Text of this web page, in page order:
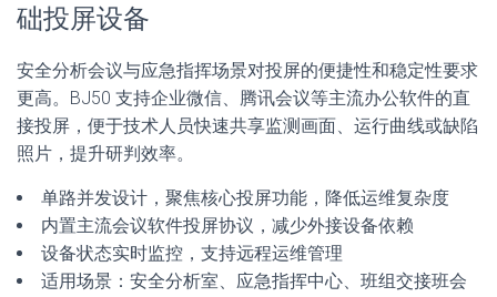
础投屏设备
安全分析会议与应急指挥场景对投屏的便捷性和稳定性要求
更高。BJ50 支持企业微信、腾讯会议等主流办公软件的直
接投屏，便于技术人员快速共享监测画面、运行曲线或缺陷
照片，提升研判效率。
单路并发设计，聚焦核心投屏功能，降低运维复杂度
内置主流会议软件投屏协议，减少外接设备依赖
设备状态实时监控，支持远程运维管理
适用场景：安全分析室、应急指挥中心、班组交接班会